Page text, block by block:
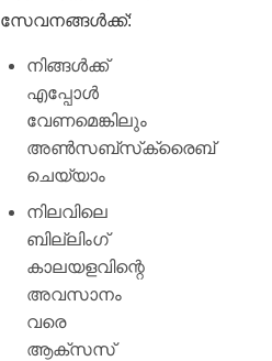
സേവനങ്ങൾക്ക്:
നിങ്ങൾക്ക്
എപ്പോൾ
വേണമെങ്കിലും
അൺസബ്‌സ്‌ക്രൈബ്
ചെയ്യാം
നിലവിലെ
ബില്ലിംഗ്
കാലയളവിന്റെ
അവസാനം
വരെ
ആക്‌സസ്